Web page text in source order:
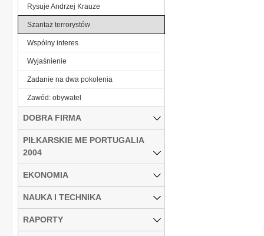
Rysuje Andrzej Krauze
Szantaż terrorystów
Wspólny interes
Wyjaśnienie
Zadanie na dwa pokolenia
Zawód: obywatel
DOBRA FIRMA
PIŁKARSKIE ME PORTUGALIA
2004
EKONOMIA
NAUKA I TECHNIKA
RAPORTY